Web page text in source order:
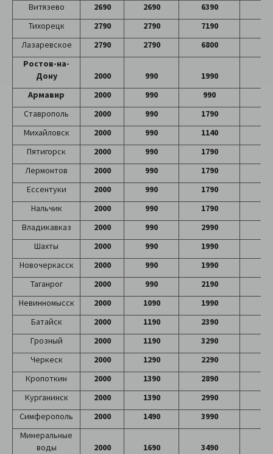
Витязево
2690 2690 6390
Тихорецк
2790 2790 7190
Лазаревское
2790 2790 6800
Ростов-на-
Дону
2000 990 1990
Армавир
2000 990 990
Ставрополь
2000 990 1790
Михайловск
2000 990 1140
Пятигорск
2000 990 1790
Лермонтов
2000 990 1790
Ессентуки
2000 990 1790
Нальчик
2000 990 1790
Владикавказ
2000 990 2990
Шахты
2000 990 1990
Новочеркасск
2000 990 1990
Таганрог
2000 990 2190
Невинномысск
2000 1090 1990
Батайск
2000 1190 2390
Грозный
2000 1190 3290
Черкеск
2000 1290 2290
Кропоткин
2000 1390 2890
Курганинск
2000 1390 2990
Симферополь
2000 1490 3990
Минеральные
воды
2000 1690 3490